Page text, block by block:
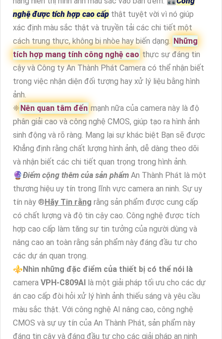
nghệ được tích hợp cao cấp thật tuyệt vời vì nó giúp
xác định màu sắc thật và truyền tải các chi tiết một
cách trung thực, không bị nhòe hay biến dạng. Những
tích hợp mang tính công nghệ cao thực sự đáng tin
cậy và Công ty An Thành Phát Camera có thể nhận biết
trong việc nhận diện đối tượng hay xử lý liệu bằng hình
ảnh.
❈ Nên quan tâm đến mạnh nữa của camera này là độ
phân giải cao và công nghệ CMOS, giúp tạo ra hình ảnh
sinh động và rõ ràng. Mang lại sự khác biệt Bạn sẽ được
Khẳng định rằng chất lượng hình ảnh, dễ dàng theo dõi
và nhận biết các chi tiết quan trọng trong hình ảnh.
🔮Điểm cộng thêm của sản phẩm An Thành Phát là một
thương hiệu uy tín trong lĩnh vực camera an ninh. Sự uy
tín này ®️ Hãy Tin rằng rằng sản phẩm được cung cấp
có chất lượng và độ tin cậy cao. Công nghệ được tích
hợp cao cấp làm tăng sự tin tưởng của người dùng và
nâng cao an toàn rằng sản phẩm này đáng đầu tư cho
các dự án quan trọng.
⚜️ Nhìn những đặc điểm của thiết bị có thể nói là
camera VPH-C809AI
là một giải pháp tối ưu cho các dự
án cao cấp đòi hỏi xử lý hình ảnh thiếu sáng và yêu cầu
màu sắc thật. Với công nghệ AI nâng cao, công nghệ
CMOS và sự uy tín của An Thành Phát, sản phẩm này
đáng tin cậy và đáng đầu tư cho các giải pháp an ninh